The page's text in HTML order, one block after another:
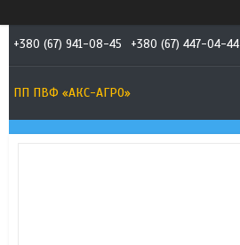
+380 (67) 941-08-45 +380 (67) 447-04-44
ПП ПВФ «АКС-АГРО»